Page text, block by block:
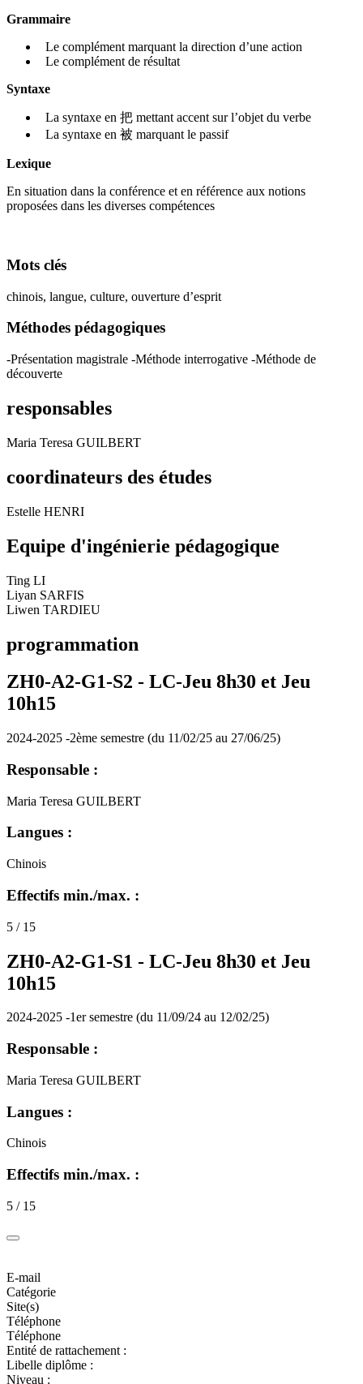
Grammaire
Le complément marquant la direction d’une action
Le complément de résultat
Syntaxe
La syntaxe en 把 mettant accent sur l’objet du verbe
La syntaxe en 被 marquant le passif
Lexique
En situation dans la conférence et en référence aux notions
proposées dans les diverses compétences
Mots clés
chinois, langue, culture, ouverture d’esprit
Méthodes pédagogiques
-Présentation magistrale -Méthode interrogative -Méthode de
découverte
responsables
Maria Teresa GUILBERT
coordinateurs des études
Estelle HENRI
Equipe d'ingénierie pédagogique
Ting LI
Liyan SARFIS
Liwen TARDIEU
programmation
ZH0-A2-G1-S2 - LC-Jeu 8h30 et Jeu
10h15
2024-2025 -2ème semestre (du 11/02/25 au 27/06/25)
Responsable :
Maria Teresa GUILBERT
Langues :
Chinois
Effectifs min./max. :
5 / 15
ZH0-A2-G1-S1 - LC-Jeu 8h30 et Jeu
10h15
2024-2025 -1er semestre (du 11/09/24 au 12/02/25)
Responsable :
Maria Teresa GUILBERT
Langues :
Chinois
Effectifs min./max. :
5 / 15
E-mail
Catégorie
Site(s)
Téléphone
Téléphone
Entité de rattachement :
Libelle diplôme :
Niveau :